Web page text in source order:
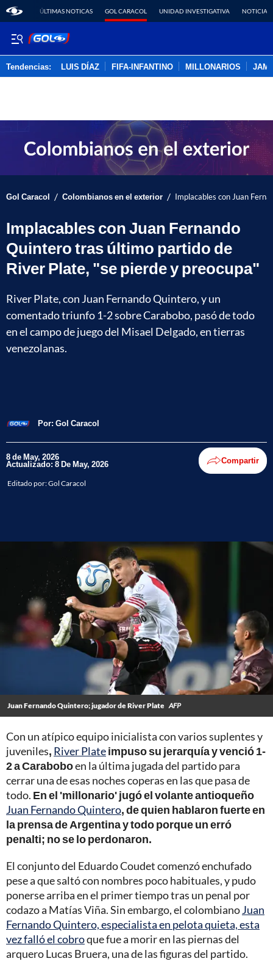
ÚLTIMAS NOTICAS GOL CARACOL UNIDAD INVESTIGATIVA NOTICIAS
Tendencias: LUIS DÍAZ FIFA-INFANTINO MILLONARIOS
Gol Caracol / Colombianos en el exterior / Implacables con Juan
Implacables con Juan Fernando
Quintero tras último partido de
River Plate, "se pierde y preocupa"
River Plate, con Juan Fernando Quintero, y un
comentado triunfo 1-2 sobre Carabobo, pasó de todo
en el campo de juego del Misael Delgado, en tierras
venezolanas.
Por: Gol Caracol
8 de May, 2026
Actualizado: 8 De May, 2026 Compartir
Editado por:Gol Caracol
Juan Fernando Quintero; jugador de River Plate AFP
Con un atípico equipo inicialista con varios suplentes y
juveniles, River Plateimpuso su jerarquía y venció 1-
2 a Caraboboen la última jugada del partido para
cerrar una de esas noches coperas en las que pasa de
todo. En el 'millonario' jugó el volante antioqueño
Juan Fernando Quintero, de quien hablaron fuerte en
la prensa de Argentina y todo porque un erró
penalti; no se lo perdonaron.
El conjunto del Eduardo Coudet comenzó enchufado
pese a que saltó con nombres poco habituales, y pudo
ponerse arriba en el primer tiempo tras un penal por
codazo a Matías Viña. Sin embargo, el colombianoJuan
Fernando Quintero, especialista en pelota quieta, esta
vez falló el cobroque fue a morir en las piernas del
arquero Lucas Bruera, una de las figuras del partido.